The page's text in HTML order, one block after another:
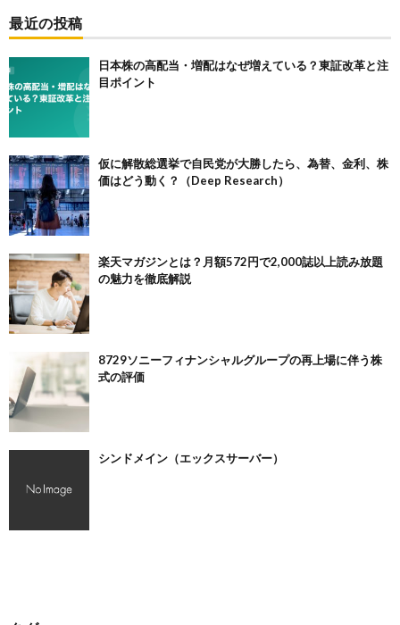
最近の投稿
日本株の高配当・増配はなぜ増えている？東証改革と注
目ポイント
仮に解散総選挙で自民党が大勝したら、為替、金利、株
価はどう動く？（Deep Research）
楽天マガジンとは？月額572円で2,000誌以上読み放題
の魅力を徹底解説
8729ソニーフィナンシャルグループの再上場に伴う株
式の評価
シンドメイン（エックスサーバー）